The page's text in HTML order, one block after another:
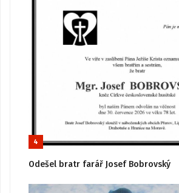
4
Odešel bratr farář Josef Bobrovský